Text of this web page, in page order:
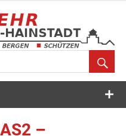
Feuerwehr
Breuberg-
–